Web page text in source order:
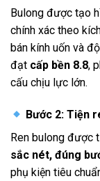
Bulong được tạo
chính xác theo
bán kính uốn và
đạt cấp bền 8.8,
cấu chịu lực lớn.
Bước 2: Tiện
Ren bulong được
sắc nét, đúng
phụ kiện tiêu